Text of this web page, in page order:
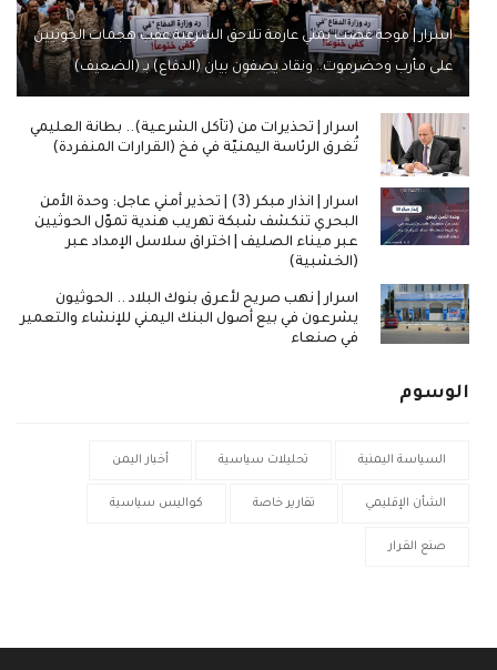
اسرار | موجة غضب يمني عارمة تلاحق الشرعية عقب هجمات الحوثيين
على مأرب وحضرموت.. ونقاد يصفون بيان (الدفاع) بـ (الضعيف)
اسرار | تحذيرات من (تآكل الشرعية).. بطانة العليمي
تُغرق الرئاسة اليمنيّة في فخ (القرارات المنفردة)
اسرار | انذار مبكر (3) | تحذير أمني عاجل: وحدة الأمن
البحري تنكشف شبكة تهريب هندية تموّل الحوثيين
عبر ميناء الصليف | اختراق سلاسل الإمداد عبر
(الخشبية)
اسرار | نهب صريح لأعرق بنوك البلاد .. الحوثيون
يشرعون في بيع أصول البنك اليمني للإنشاء والتعمير
في صنعاء
الوسوم
السياسة اليمنية تحليلات سياسية أخبار اليمن
الشأن الإقليمي تقارير خاصة كواليس سياسية
صنع القرار